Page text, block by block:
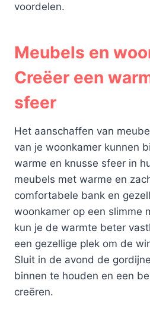
voordelen.
Meubels en
Creëer een
sfeer
Het aanschaffen van
van je woonkamer kunnen
warme en knusse sfeer in
meubels met warme en
comfortabele bank en
woonkamer op een slimme
kun je de warmte beter
een gezellige plek om de
Sluit in de avond de
binnen te houden en een
creëren.